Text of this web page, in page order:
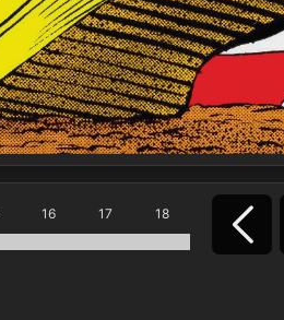
16 17 18